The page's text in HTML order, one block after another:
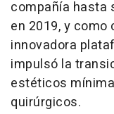
compañía hasta
en 2019, y como
innovadora
impulsó la
estéticos
quirúrgicos.